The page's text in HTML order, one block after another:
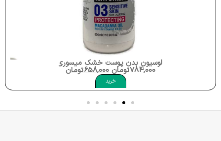
لوسیون بدن پوست خشک میسوری Misssuri Body Lotion 03 Sensitive Skin
784,000تومان 658,000تومان
خرید